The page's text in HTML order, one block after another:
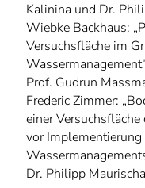
Kalinina und Dr.
Wiebke Backhaus:
Versuchsfläche im
Prof. Gudrun
Frederic Zimmer:
einer
vor Implementierung
Dr. Philipp